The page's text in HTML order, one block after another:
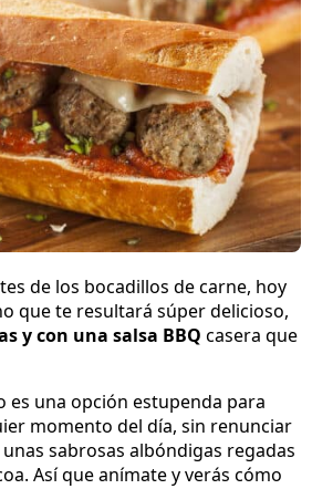
de los bocadillos de carne, hoy
que te resultará súper delicioso,
y con una salsa BBQ casera que
es una opción estupenda para
momento del día, sin renunciar
sabrosas albóndigas regadas
Así que anímate y verás cómo